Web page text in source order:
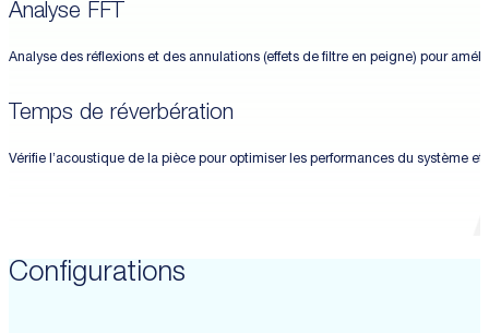
Analyse FFT
Analyse des réflexions et des annulations (effets de filtre en peigne) pour
Temps de réverbération
Vérifie l’acoustique de la pièce pour optimiser les performances du système
Configurations